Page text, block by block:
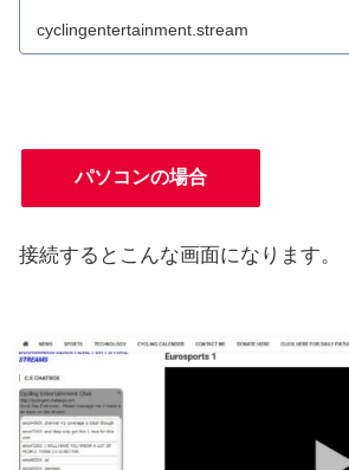
cyclingentertainment.stream
パソコンの場合
接続するとこんな画面になります。